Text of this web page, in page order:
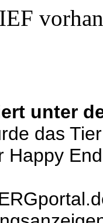
unter
das
Happy